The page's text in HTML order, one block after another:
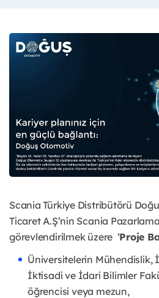
Scania Türkiye Distribütörü
Ticaret A.Ş’nin Scania
görevlendirilmek üzere ‘Proje
Üniversitelerin Mühendislik,
İktisadi ve İdari Bilimler
öğrencisi veya mezun,